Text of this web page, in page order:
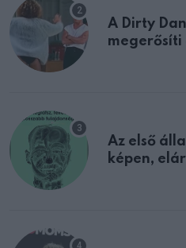
A Dirty
megerősíti
Az első
képen,